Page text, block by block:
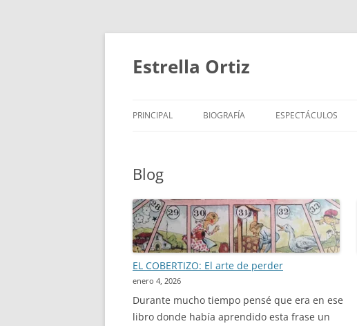
Saltar
Estrella Ortiz
PRINCIPAL BIOGRAFÍA
CORO POÉTICO Y PERIPATÉTICO
TRABAJOS DESTACADOS
ESPECTÁCULOS
PARA ADULTOS
Blog
EL COBERTIZO: El arte de perder
enero 4, 2026
Durante mucho tiempo pensé que era en ese
libro donde había aprendido esta frase un